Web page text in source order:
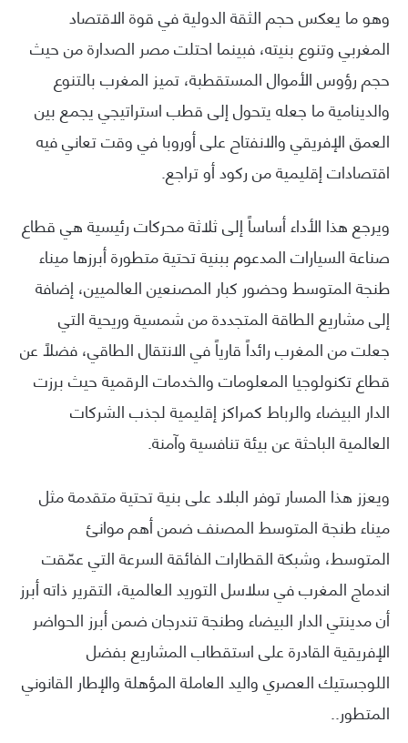
وهو ما يعكس حجم الثقة الدولية في قوة الاقتصاد
المغربي وتنوع بنيته، فبينما احتلت مصر الصدارة من حيث
حجم رؤوس الأموال المستقطبة، تميز المغرب بالتنوع
والدينامية ما جعله يتحول إلى قطب استراتيجي يجمع بين
العمق الإفريقي والانفتاح على أوروبا في وقت تعاني فيه
اقتصادات إقليمية من ركود أو تراجع.
ويرجع هذا الأداء أساساً إلى ثلاثة محركات رئيسية هي قطاع
صناعة السيارات المدعوم ببنية تحتية متطورة أبرزها ميناء
طنجة المتوسط وحضور كبار المصنعين العالميين، إضافة
إلى مشاريع الطاقة المتجددة من شمسية وريحية التي
جعلت من المغرب رائداً قارياً في الانتقال الطاقي، فضلاً عن
قطاع تكنولوجيا المعلومات والخدمات الرقمية حيث برزت
الدار البيضاء والرباط كمراكز إقليمية لجذب الشركات
العالمية الباحثة عن بيئة تنافسية وآمنة.
ويعزز هذا المسار توفر البلاد على بنية تحتية متقدمة مثل
ميناء طنجة المتوسط المصنف ضمن أهم موانئ
المتوسط، وشبكة القطارات الفائقة السرعة التي عمّقت
اندماج المغرب في سلاسل التوريد العالمية، التقرير ذاته أبرز
أن مدينتي الدار البيضاء وطنجة تندرجان ضمن أبرز الحواضر
الإفريقية القادرة على استقطاب المشاريع بفضل
اللوجستيك العصري واليد العاملة المؤهلة والإطار القانوني
المتطور..